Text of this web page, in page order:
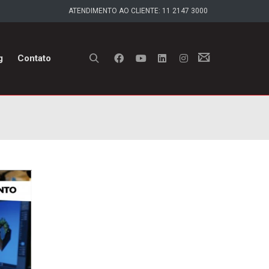
ATENDIMENTO AO CLIENTE: 11 2147 3000
Contato